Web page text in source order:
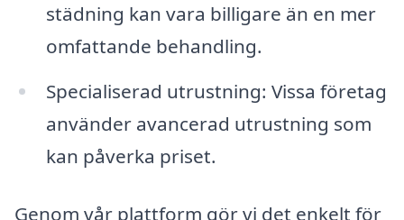
städning kan vara billigare än en mer
omfattande behandling.
Specialiserad utrustning: Vissa företag
använder avancerad utrustning som
kan påverka priset.
Genom vår plattform gör vi det enkelt för